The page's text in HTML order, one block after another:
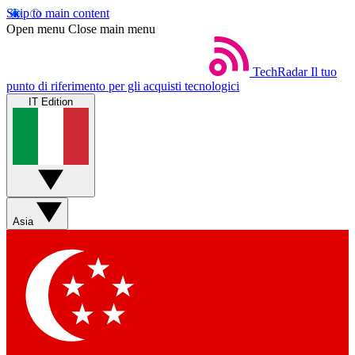
Skip to main content
Open menu Close main menu
TechRadar Il tuo
punto di riferimento per gli acquisti tecnologici
IT Edition
Asia